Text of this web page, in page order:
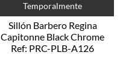
Temporalmente
Sillón Barbero Regina
Capitonne Black Chrome
Ref: PRC-PLB-A126